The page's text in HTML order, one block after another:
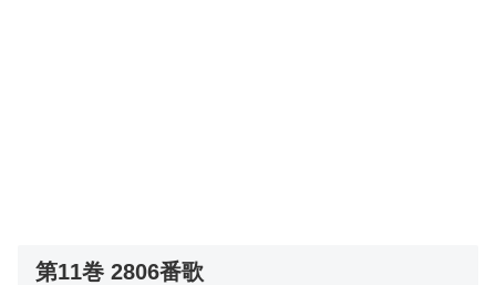
第11巻 2806番歌